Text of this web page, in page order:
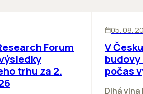
Forum
trhu za 2.
05. 08.
V
počas
Dlhá